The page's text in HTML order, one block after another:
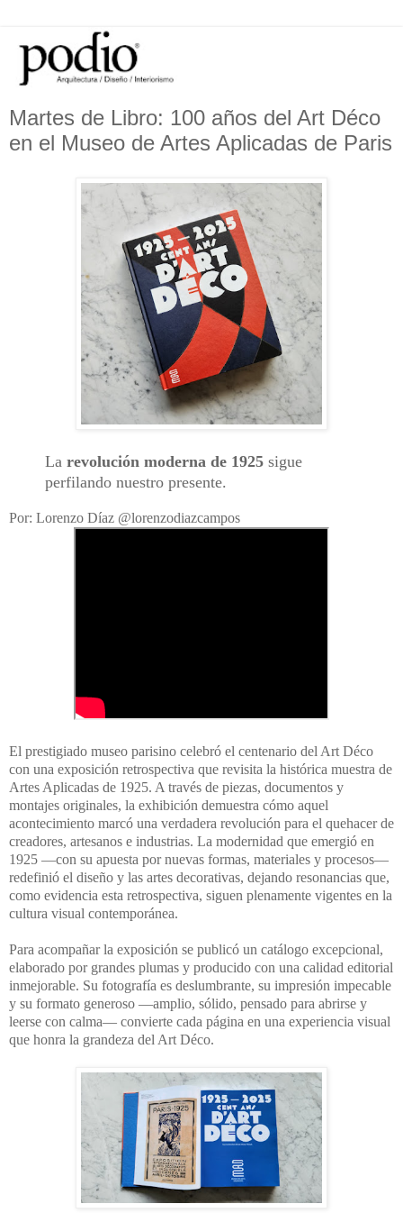
Martes de Libro: 100 años del Art Déco
en el Museo de Artes Aplicadas de Paris
La revolución moderna de 1925 sigue
perfilando nuestro presente.
Por: Lorenzo Díaz @lorenzodiazcampos
El prestigiado museo parisino celebró el centenario del Art Déco
con una exposición retrospectiva que revisita la histórica muestra de
Artes Aplicadas de 1925. A través de piezas, documentos y
montajes originales, la exhibición demuestra cómo aquel
acontecimiento marcó una verdadera revolución para el quehacer de
creadores, artesanos e industrias. La modernidad que emergió en
1925 —con su apuesta por nuevas formas, materiales y procesos—
redefinió el diseño y las artes decorativas, dejando resonancias que,
como evidencia esta retrospectiva, siguen plenamente vigentes en la
cultura visual contemporánea.
Para acompañar la exposición se publicó un catálogo excepcional,
elaborado por grandes plumas y producido con una calidad editorial
inmejorable. Su fotografía es deslumbrante, su impresión impecable
y su formato generoso —amplio, sólido, pensado para abrirse y
leerse con calma— convierte cada página en una experiencia visual
que honra la grandeza del Art Déco.